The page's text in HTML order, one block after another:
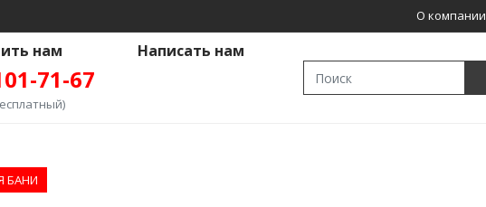
О компании
нам
71-67
Написать нам
БАНИ